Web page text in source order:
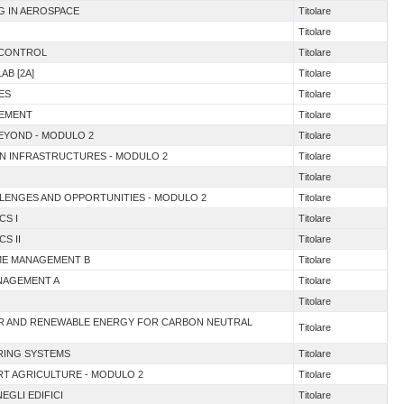
IN AEROSPACE
Titolare
Titolare
Titolare
[2A]
Titolare
Titolare
Titolare
- MODULO 2
Titolare
INFRASTRUCTURES - MODULO 2
Titolare
Titolare
AND OPPORTUNITIES - MODULO 2
Titolare
I
Titolare
II
Titolare
MANAGEMENT B
Titolare
A
Titolare
Titolare
RENEWABLE ENERGY FOR CARBON NEUTRAL
Titolare
SYSTEMS
Titolare
AGRICULTURE - MODULO 2
Titolare
EDIFICI
Titolare